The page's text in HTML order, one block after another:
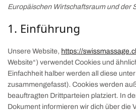
Europäischen Wirtschaftsraum und der
1. Einführung
Unsere Website, https://
Website“) verwendet Cookies und
Einfachheit halber werden all diese unter
zusammengefasst). Cookies werden
beauftragten Drittparteien platziert. In
Dokument informieren wir dich über die